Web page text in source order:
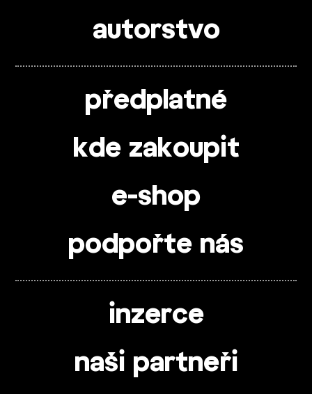
autorstvo
předplatné
kde zakoupit
e-shop
podpořte nás
inzerce
naši partneři